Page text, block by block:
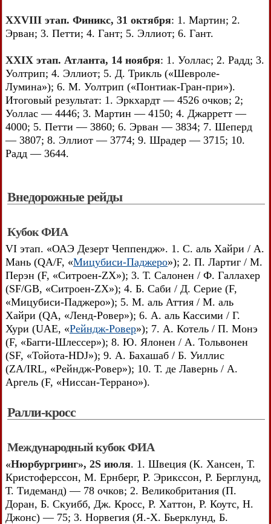
XXVIII этап. Финикс, 31 октября: 1. Мартин; 2.
Эрван; 3. Петти; 4. Гант; 5. Эллиот; 6. Гант.
XXIX этап. Атланта, 14 ноября: 1. Уоллас; 2. Радд; 3.
Уолтрип; 4. Эллиот; 5. Д. Трикль («Шевроле-
Лумина»); 6. М. Уолтрип («Понтиак-Гран-при»).
Итоговый результат: 1. Эркхардт — 4526 очков; 2;
Уоллас — 4446; 3. Мартин — 4150; 4. Джарретт —
4000; 5. Петти — 3860; 6. Эрван — 3834; 7. Шеперд
— 3807; 8. Эллиот — 3774; 9. Шрадер — 3715; 10.
Радд — 3644.
Внедорожные рейды
Кубок ФИА
VI этап. «ОАЭ Дезерт Чеппендж». 1. С. аль Хайри / А.
Мань (QA/F, «Мицубиси-Паджеро»); 2. П. Лартиг / М.
Перэн (F, «Ситроен-ZX»); 3. Т. Салонен / Ф. Галлахер
(SF/GB, «Ситроен-ZX»); 4. Б. Саби / Д. Серие (F,
«Мицубиси-Паджеро»); 5. М. аль Аттия / М. аль
Хайри (QA, «Ленд-Ровер»); 6. А. аль Кассими / Г.
Хури (UAE, «Рейндж-Ровер»); 7. А. Котель / П. Монэ
(F, «Багги-Шлессер»); 8. Ю. Ялонен / А. Тольвонен
(SF, «Тойота-HDJ»); 9. А. Бахашаб / Б. Уиллис
(ZA/IRL, «Рейндж-Ровер»); 10. Т. де Лавернь / А.
Аргель (F, «Ниссан-Террано»).
Ралли-кросс
Международный кубок ФИА
«Нюрбургринг», 2S июля. 1. Швеция (К. Хансен, Т.
Кристоферссон, М. Ернберг, Р. Эрикссон, Р. Берглунд,
Т. Тидеманд) — 78 очков; 2. Великобритания (П.
Доран, Б. Скуибб, Дж. Кросс, Р. Хаттон, Р. Коутс, Н.
Джонс) — 75; 3. Норвегия (Я.-Х. Бьерклунд, Б.